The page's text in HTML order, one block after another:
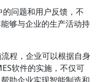
问题和用户反馈，不
够与企业的生产活动持
程，企业可以根据自身
软件的实施，不仅可